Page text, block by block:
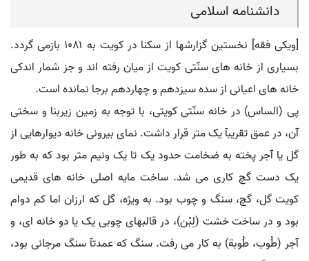
دانشنامه اسلامی
[ویکی فقه] نخستین گزارشها از سکنا در کویت به ۱۰۸۱ بازمی گردد.
بسیاری از خانه های سنّتی کویت از میان رفته اند و جز شمار اندکی
خانه های اعیانی از سده سیزدهم و چهاردهم برجا نمانده است.
پی (الساس) در خانه سنّتی کویتی، با توجه به زمین زیربنا و سختی
آن، در عمق تقریبآ یک متر قرار داشت. نمای بیرونی خانه دیوارهایی از
گل یا آجر پخته به ضخامت حدود یک تا یک ونیم متر بود که به طور
یک دست گچ کاری می شد. ساخت مایه اصلی خانه های قدیمی
کویت گل، گچ، سنگ و چوب بود. به ویژه، گل که ارزان اما کم دوام
بود و در ساخت خشت (لِبْن)، در قالبهای چوبی یک یا دو خانه ای، و
آجر (طُوب، طُوبة) به کار می رفت. سنگ که عمدتآ سنگ مرجانی بود،